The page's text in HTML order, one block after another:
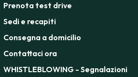
Prenota test drive
Sedi e recapiti
Consegna a domicilio
Contattaci ora
WHISTLEBLOWING - Segnalazioni